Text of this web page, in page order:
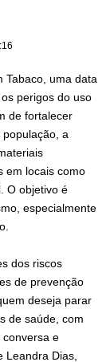
Tabaco, uma data
perigos do uso
de fortalecer
a
em locais como
O objetivo é
especialmente
dos riscos
de prevenção
deseja parar
de saúde, com
e
Leandra Dias,